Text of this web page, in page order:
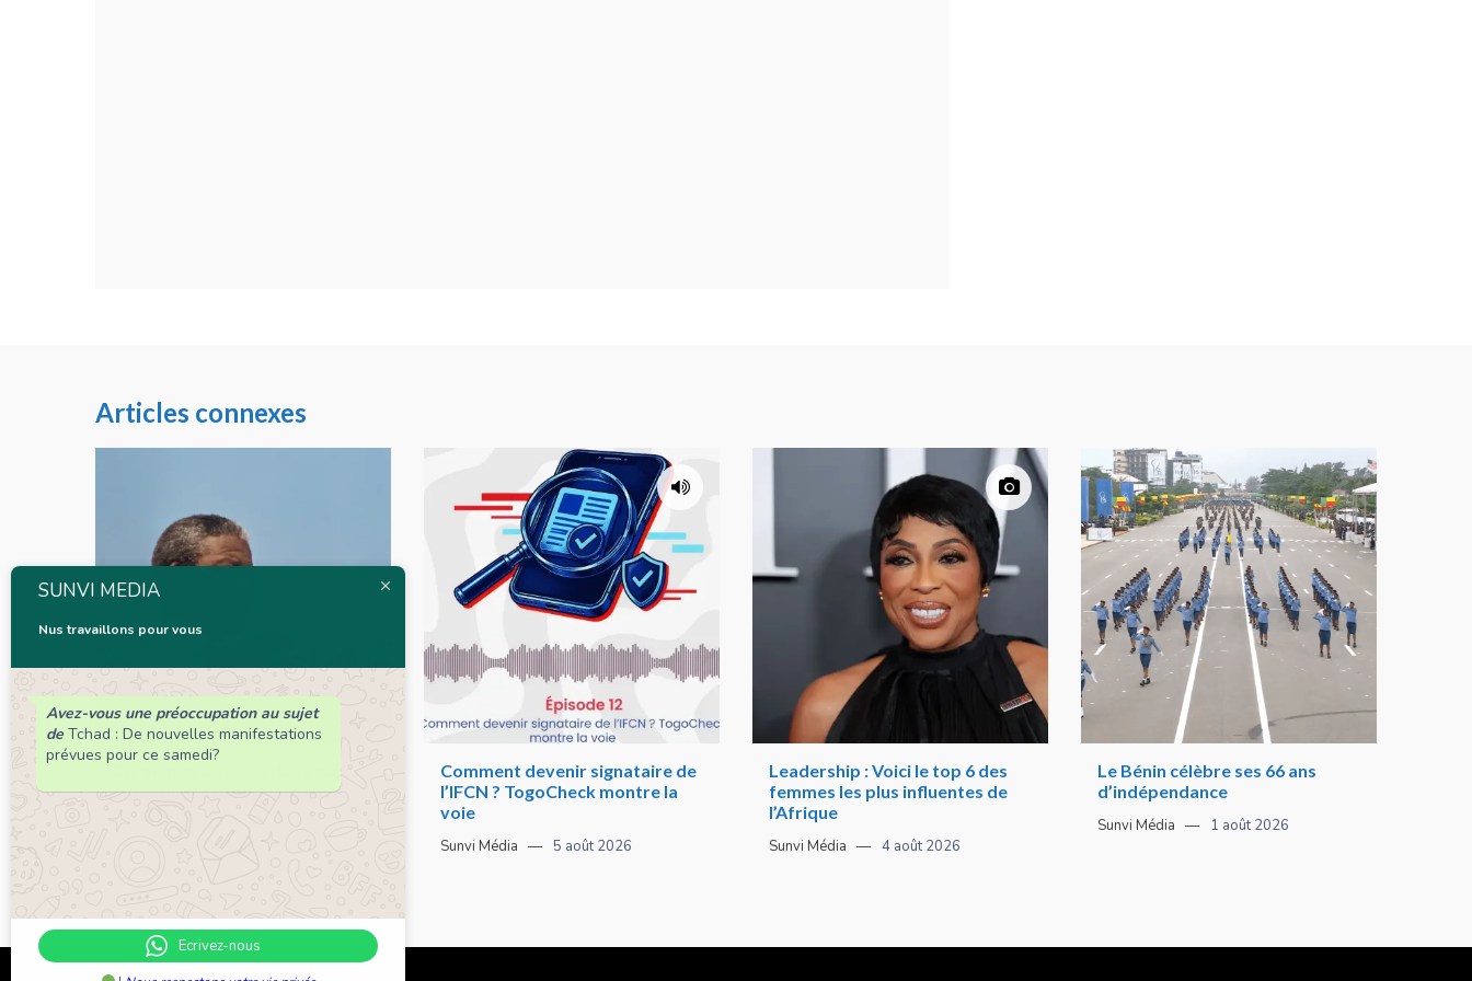
Articles connexes
qui résiste est déjà un peuple
Comment devenir signataire de
l’IFCN ? TogoCheck montre la
voie
Sunvi Média 5 août 2026
Leadership : Voici le top 6 des
femmes les plus influentes de
l’Afrique
Sunvi Média 4 août 2026
Le Bénin célèbre ses 66 ans
d’indépendance
Sunvi Média 1 août 2026
SUNVI MEDIA
Nus travaillons pour vous
Avez-vous une préoccupation au sujet
de Tchad : De nouvelles manifestations
prévues pour ce samedi?
Ecrivez-nous